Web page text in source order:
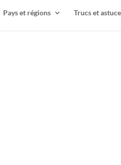
Pays et régions Trucs et